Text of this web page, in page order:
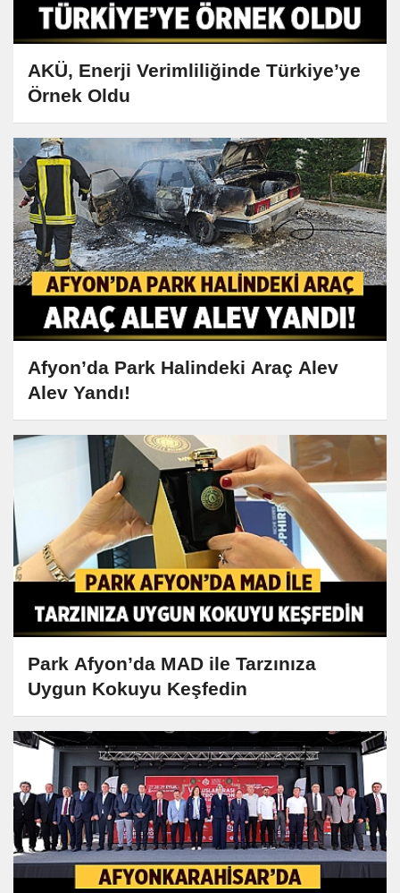
AKÜ, Enerji Verimliliğinde Türkiye’ye
Örnek Oldu
Afyon’da Park Halindeki Araç Alev
Alev Yandı!
Park Afyon’da MAD ile Tarzınıza
Uygun Kokuyu Keşfedin